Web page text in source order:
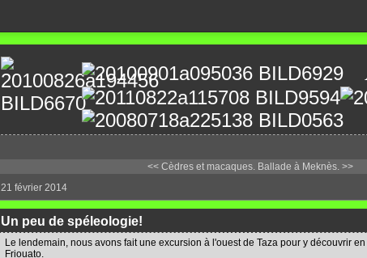
<< Cèdres et macaques. Ballade à Meknès. >>
21 février 2014
Un peu de spéleologie!
Le lendemain, nous avons fait une excursion à l'ouest de Taza pour y découvrir
Friouato.